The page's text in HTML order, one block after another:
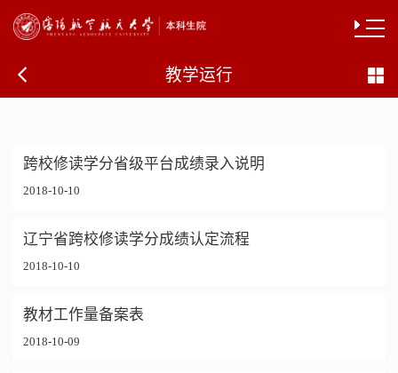
教学运行
跨校修读学分省级平台成绩录入说明
2018-10-10
辽宁省跨校修读学分成绩认定流程
2018-10-10
教材工作量备案表
2018-10-09